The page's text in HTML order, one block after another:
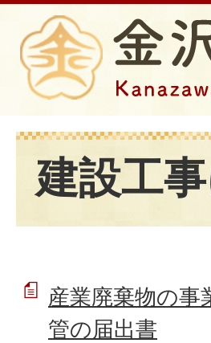
建設工
産業廃棄物の事
管の届出書